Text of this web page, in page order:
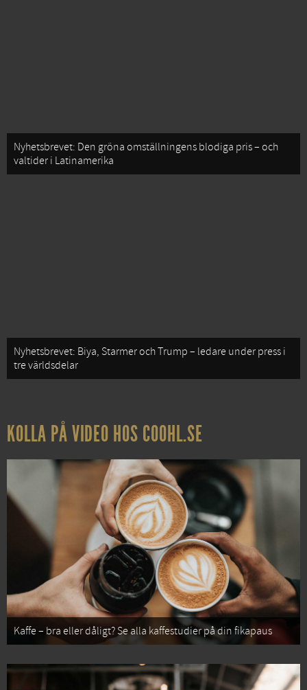
Nyhetsbrevet: Den gröna omställningens blodiga pris – och
valtider i Latinamerika
Nyhetsbrevet: Biya, Starmer och Trump – ledare under press i
tre världsdelar
KOLLA PÅ VIDEO HOS COOHL.SE
Kaffe – bra eller dåligt? Se alla kaffestudier på din fikapaus